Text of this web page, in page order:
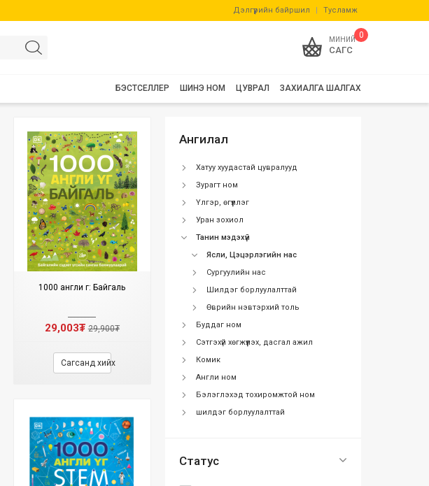
Дэлгүүрийн байршил | Тусламж
0
МИНИЙ
САГС
ЗАХИАЛГА ШАЛГАХ
ЦУВРАЛ
ШИНЭ НОМ
БЭСТСЕЛЛЕР
1000 англи үг: Байгаль
29,003₮29,900₮
Сагсанд хийх
Ангилал
Хатуу хуудастай цувралууд
Зурагт ном
Үлгэр, өгүүллэг
Уран зохиол
Танин мэдэхүй
Ясли, Цэцэрлэгийн нас
Сургуулийн нас
Шилдэг борлуулалттай
Өврийн нэвтэрхий толь
Буддаг ном
Сэтгэхүй хөгжүүлэх, дасгал ажил
Комик
Англи ном
Бэлэглэхэд тохиромжтой ном
шилдэг борлуулалттай
Статус